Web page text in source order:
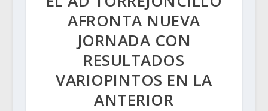
AFRONTA NUEVA
JORNADA CON
RESULTADOS
VARIOPINTOS EN LA
ANTERIOR